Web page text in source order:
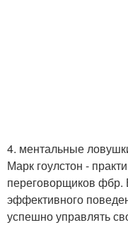
4. ментальные
Марк гоулстон -
переговорщиков фбр.
эффективного
успешно управлять